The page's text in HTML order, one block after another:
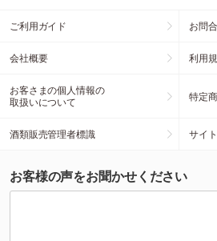
ご利用ガイド お問
会社概要 利用
お客さまの個人情報の
取扱いについて
特定
酒類販売管理者標識 サイ
お客様の声をお聞かせください